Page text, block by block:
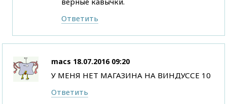
Ответить
macs 18.07.2016 09:20
У МЕНЯ НЕТ МАГАЗИНА НА ВИНДУССЕ 10
Ответить